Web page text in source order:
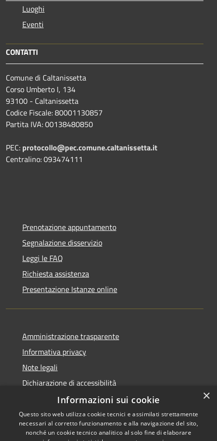
Luoghi
Eventi
CONTATTI
Comune di Caltanissetta
Corso Umberto I, 134
93100 - Caltanissetta
Codice Fiscale: 80001130857
Partita IVA: 00138480850
PEC: protocollo@pec.comune.caltanissetta.it
Centralino: 093474111
Prenotazione appuntamento
Segnalazione disservizio
Leggi le FAQ
Richiesta assistenza
Presentazione Istanze online
Amministrazione trasparente
Informativa privacy
Note legali
Dichiarazione di accessibilità
Copyright © 2026 • Comune di
×
Informazioni sui cookie
Questo sito web utilizza cookie tecnici e assimilati strettamente
necessari al corretto funzionamento e alla navigazione del sito,
nonché un cookie tecnico analitico al solo fine di elaborare